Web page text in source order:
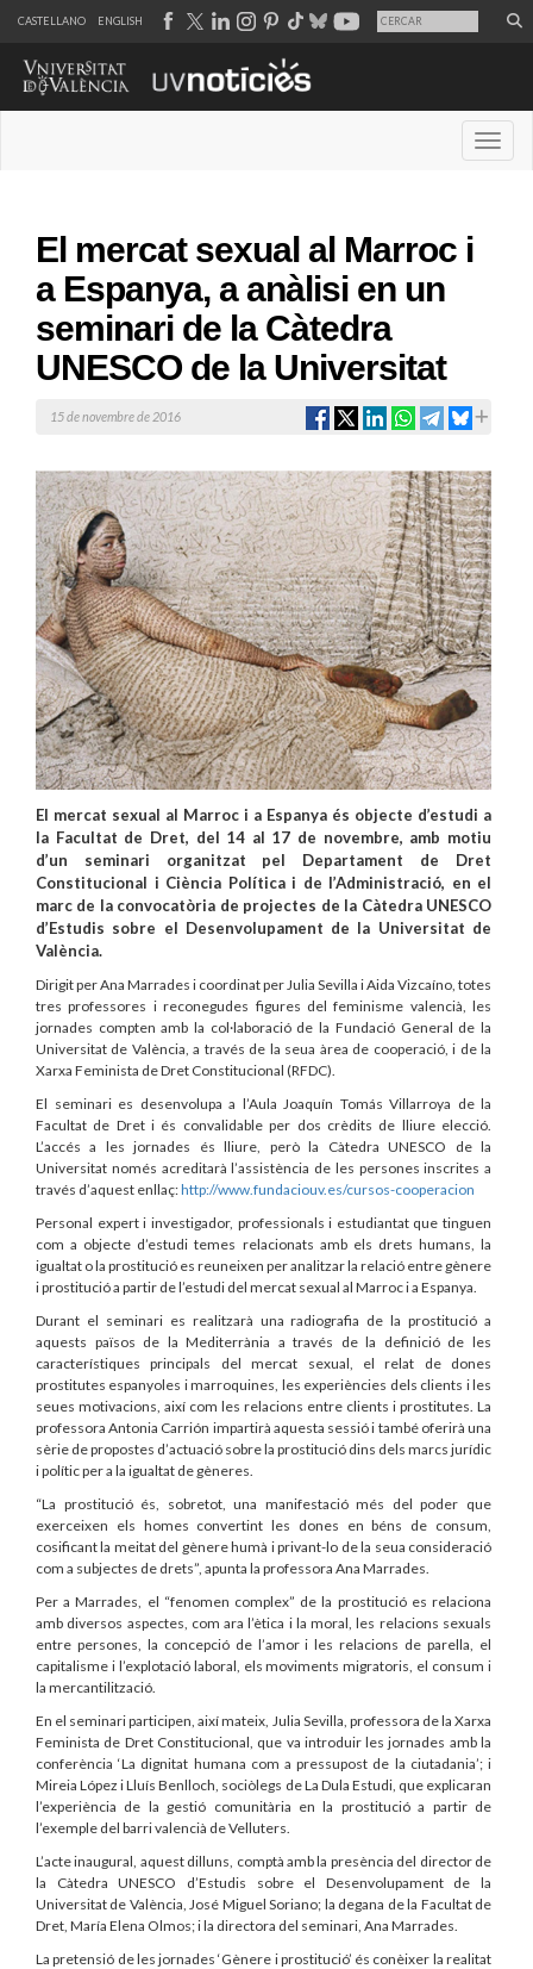
CASTELLANO ENGLISH
El mercat sexual al Marroc i
a Espanya, a anàlisi en un
seminari de la Càtedra
UNESCO de la Universitat
15 de novembre de 2016
El mercat sexual al Marroc i a Espanya és objecte d’estudi a
la Facultat de Dret, del 14 al 17 de novembre, amb motiu
d’un seminari organitzat pel Departament de Dret
Constitucional i Ciència Política i de l’Administració, en el
marc de la convocatòria de projectes de la Càtedra UNESCO
d’Estudis sobre el Desenvolupament de la Universitat de
València.
Dirigit per Ana Marrades i coordinat per Julia Sevilla i Aida Vizcaíno, totes
tres professores i reconegudes figures del feminisme valencià, les
jornades compten amb la col·laboració de la Fundació General de la
Universitat de València, a través de la seua àrea de cooperació, i de la
Xarxa Feminista de Dret Constitucional (RFDC).
El seminari es desenvolupa a l’Aula Joaquín Tomás Villarroya de la
Facultat de Dret i és convalidable per dos crèdits de lliure elecció.
L’accés a les jornades és lliure, però la Càtedra UNESCO de la
Universitat només acreditarà l’assistència de les persones inscrites a
través d’aquest enllaç:http://www.fundaciouv.es/cursos-cooperacion
Personal expert i investigador, professionals i estudiantat que tinguen
com a objecte d’estudi temes relacionats amb els drets humans, la
igualtat o la prostitució es reuneixen per analitzar la relació entre gènere
i prostitució a partir de l’estudi del mercat sexual al Marroc i a Espanya.
Durant el seminari es realitzarà una radiografia de la prostitució a
aquests països de la Mediterrània a través de la definició de les
característiques principals del mercat sexual, el relat de dones
prostitutes espanyoles i marroquines, les experiències dels clients i les
seues motivacions, així com les relacions entre clients i prostitutes. La
professora Antonia Carrión impartirà aquesta sessió i també oferirà una
sèrie de propostes d’actuació sobre la prostitució dins dels marcs jurídic
i polític per a la igualtat de gèneres.
“La prostitució és, sobretot, una manifestació més del poder que
exerceixen els homes convertint les dones en béns de consum,
cosificant la meitat del gènere humà i privant-lo de la seua consideració
com a subjectes de drets”, apunta la professora Ana Marrades.
Per a Marrades, el “fenomen complex” de la prostitució es relaciona
amb diversos aspectes, com ara l’ètica i la moral, les relacions sexuals
entre persones, la concepció de l’amor i les relacions de parella, el
capitalisme i l’explotació laboral, els moviments migratoris, el consum i
la mercantilització.
En el seminari participen, així mateix, Julia Sevilla, professora de la Xarxa
Feminista de Dret Constitucional, que va introduir les jornades amb la
conferència ‘La dignitat humana com a pressupost de la ciutadania’; i
Mireia López i Lluís Benlloch, sociòlegs de La Dula Estudi, que explicaran
l’experiència de la gestió comunitària en la prostitució a partir de
l’exemple del barri valencià de Velluters.
L’acte inaugural, aquest dilluns, comptà amb la presència del director de
la Càtedra UNESCO d’Estudis sobre el Desenvolupament de la
Universitat de València, José Miguel Soriano; la degana de la Facultat de
Dret, María Elena Olmos; i la directora del seminari, Ana Marrades.
La pretensió de les jornades ‘Gènere i prostitució’ és conèixer la realitat